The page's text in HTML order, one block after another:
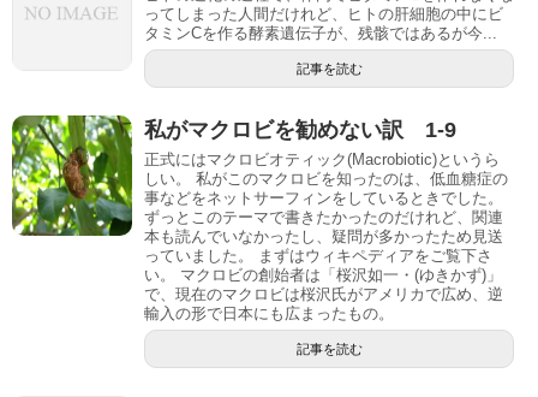
ってしまった人間だけれど、ヒトの肝細胞の中にビ
タミンCを作る酵素遺伝子が、残骸ではあるが今...
記事を読む
私がマクロビを勧めない訳 1-9
正式にはマクロビオティック(Macrobiotic)というら
しい。 私がこのマクロビを知ったのは、低血糖症の
事などをネットサーフィンをしているときでした。
ずっとこのテーマで書きたかったのだけれど、関連
本も読んでいなかったし、疑問が多かったため見送
っていました。 まずはウィキペディアをご覧下さ
い。 マクロビの創始者は「桜沢如一・(ゆきかず)」
で、現在のマクロビは桜沢氏がアメリカで広め、逆
輸入の形で日本にも広まったもの。
記事を読む